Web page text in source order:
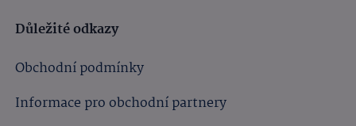
Důležité odkazy
Obchodní podmínky
Informace pro obchodní partnery